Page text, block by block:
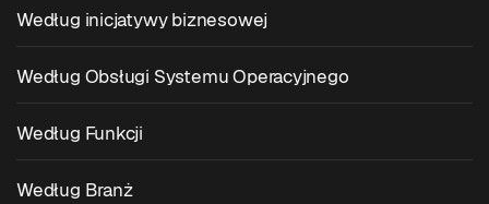
Według inicjatywy biznesowej
Oprogramowanie Kioskowe
Według Obsługi Systemu Operacyjnego
Według Funkcji
Według Branż